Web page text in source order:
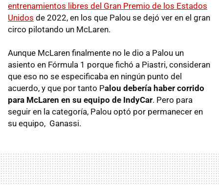
entrenamientos libres del Gran Premio de los Estados
Unidos de 2022, en los que Palou se dejó ver en el gran
circo pilotando un McLaren.
Aunque McLaren finalmente no le dio a Palou un
asiento en Fórmula 1 porque fichó a Piastri, consideran
que eso no se especificaba en ningún punto del
acuerdo, y que por tanto Palou debería haber corrido
para McLaren en su equipo de IndyCar. Pero para
seguir en la categoría, Palou optó por permanecer en
su equipo, Ganassi.